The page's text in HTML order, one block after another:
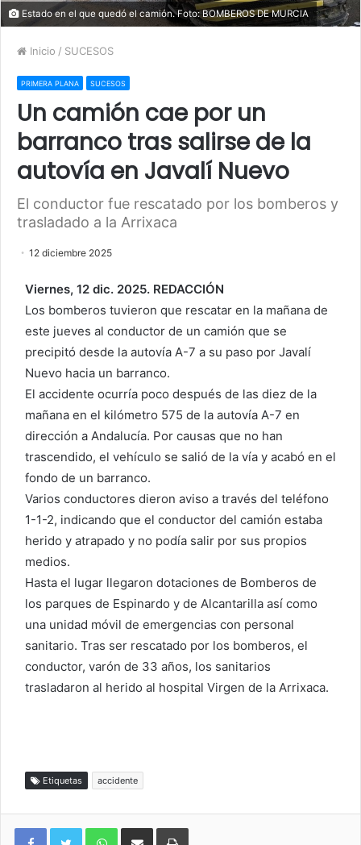
Estado en el que quedó el camión. Foto: BOMBEROS DE MURCIA
Inicio / SUCESOS
PRIMERA PLANA SUCESOS
Un camión cae por un
barranco tras salirse de la
autovía en Javalí Nuevo
El conductor fue rescatado por los bomberos y
trasladado a la Arrixaca
12 diciembre 2025
Viernes, 12 dic. 2025. REDACCIÓN
Los bomberos tuvieron que rescatar en la mañana de
este jueves al conductor de un camión que se
precipitó desde la autovía A-7 a su paso por Javalí
Nuevo hacia un barranco.
El accidente ocurría poco después de las diez de la
mañana en el kilómetro 575 de la autovía A-7 en
dirección a Andalucía. Por causas que no han
trascendido, el vehículo se salió de la vía y acabó en el
fondo de un barranco.
Varios conductores dieron aviso a través del teléfono
1-1-2, indicando que el conductor del camión estaba
herido y atrapado y no podía salir por sus propios
medios.
Hasta el lugar llegaron dotaciones de Bomberos de
los parques de Espinardo y de Alcantarilla así como
una unidad móvil de emergencias con personal
sanitario. Tras ser rescatado por los bomberos, el
conductor, varón de 33 años, los sanitarios
trasladaron al herido al hospital Virgen de la Arrixaca.
Etiquetas accidente
WhatsAppCompartir por correo electrónicoImprimir